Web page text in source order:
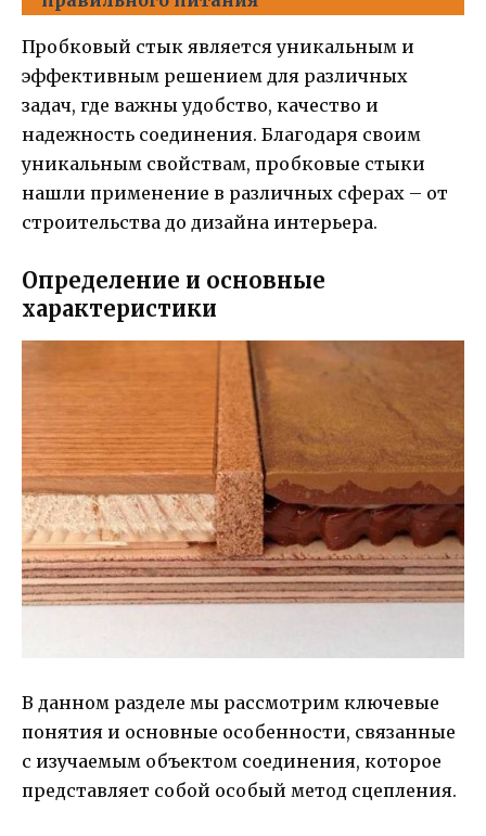
Пробковый стык является уникальным и
эффективным решением для различных
задач, где важны удобство, качество и
надежность соединения. Благодаря своим
уникальным свойствам, пробковые стыки
нашли применение в различных сферах – от
строительства до дизайна интерьера.
Определение и основные
характеристики
В данном разделе мы рассмотрим ключевые
понятия и основные особенности, связанные
с изучаемым объектом соединения, которое
представляет собой особый метод сцепления.